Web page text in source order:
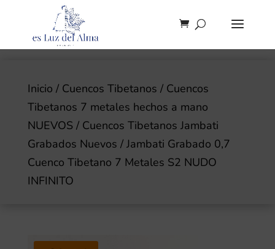
Inicio / Cuencos Tibetanos / Cuencos
Tibetanos 7 metales hechos a mano
NUEVOS / Cuencos Tibetanos Jambati
Grabados Nuevos / Jambati Grabado 0,7
Cuenco Tibetano 7 Metales S2 NUDO
INFINITO